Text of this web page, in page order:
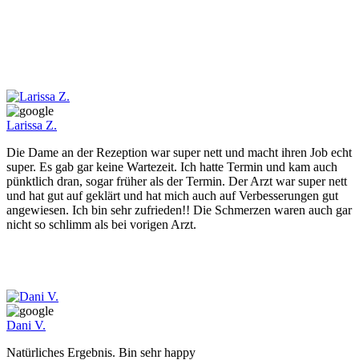
Larissa Z.
Die Dame an der Rezeption war super nett und macht ihren Job echt
super. Es gab gar keine Wartezeit. Ich hatte Termin und kam auch
pünktlich dran, sogar früher als der Termin. Der Arzt war super nett
und hat gut auf geklärt und hat mich auch auf Verbesserungen gut
angewiesen. Ich bin sehr zufrieden!! Die Schmerzen waren auch gar
nicht so schlimm als bei vorigen Arzt.
Dani V.
Natürliches Ergebnis. Bin sehr happy